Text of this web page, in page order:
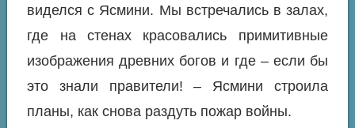
виделся с Ясмини. Мы встречались в залах,
где на стенах красовались примитивные
изображения древних богов и где – если бы
это знали правители! – Ясмини строила
планы, как снова раздуть пожар войны.